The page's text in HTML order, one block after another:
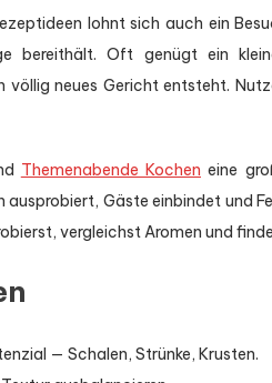
lohnt sich auch ein
bereithält. Oft genügt ein
völlig neues Gericht entsteht.
Themenabende Kochen eine
Gäste einbindet und
vergleichst Aromen und
— Schalen, Strünke, Krusten.